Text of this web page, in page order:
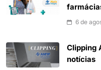
6 de
Clipping
notícias